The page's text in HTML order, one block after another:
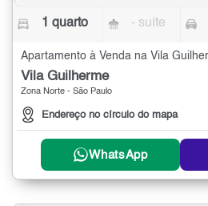
1 quarto - suíte
Apartamento à Venda na Vila
Vila Guilherme
Zona Norte - São Paulo
Endereço no círculo do mapa
WhatsApp